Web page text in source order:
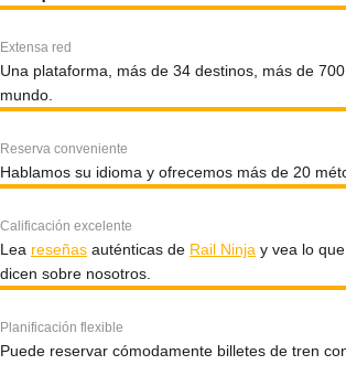
Extensa red
Una plataforma, más de 34 destinos, más de
mundo.
Reserva conveniente
Hablamos su idioma y ofrecemos más de 20
Calificación excelente
Lea reseñas auténticas de Rail Ninja y vea lo
dicen sobre nosotros.
Planificación flexible
Puede reservar cómodamente billetes de tren